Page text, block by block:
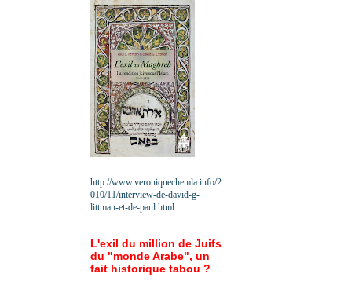
http://www.veroniquechemla.info/2
010/11/interview-de-david-g-
littman-et-de-paul.html
L'exil du million de Juifs
du "monde Arabe", un
fait historique tabou ?